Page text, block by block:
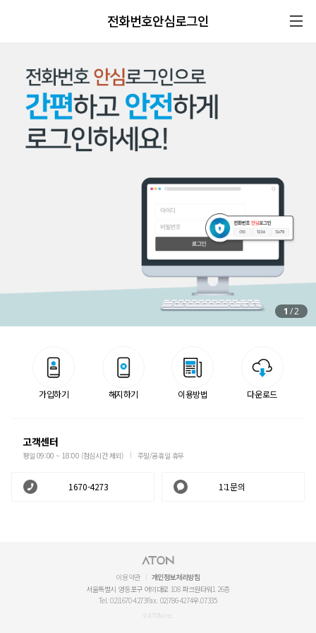
전화번호안심로그인
1 /2
가입하기 해지하기 이용방법 다운로드
고객센터
평일 09:00 ~ 18:00 (점심시간 제외) 주말/공휴일 휴무
1670-4273 1:1문의
이용약관
개인정보처리방침
서울특별시 영등포구 여의대로 108 파크원타워1 26층
Tel. 02)1670-4273Fax. 02)786-4274우.07335
© ATON Inc.